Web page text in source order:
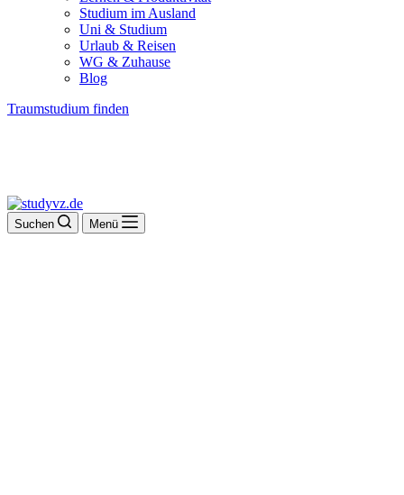
Studium im Ausland
Uni & Studium
Urlaub & Reisen
WG & Zuhause
Blog
Traumstudium finden
Suchen Menü